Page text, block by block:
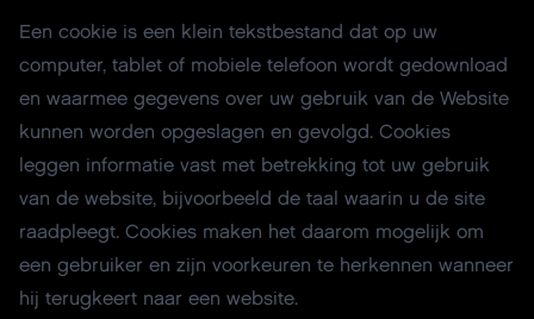
Een cookie is een klein tekstbestand dat op uw
computer, tablet of mobiele telefoon wordt gedownload
en waarmee gegevens over uw gebruik van de Website
kunnen worden opgeslagen en gevolgd. Cookies
leggen informatie vast met betrekking tot uw gebruik
van de website, bijvoorbeeld de taal waarin u de site
raadpleegt. Cookies maken het daarom mogelijk om
een ​​gebruiker en zijn voorkeuren te herkennen wanneer
hij terugkeert naar een website.